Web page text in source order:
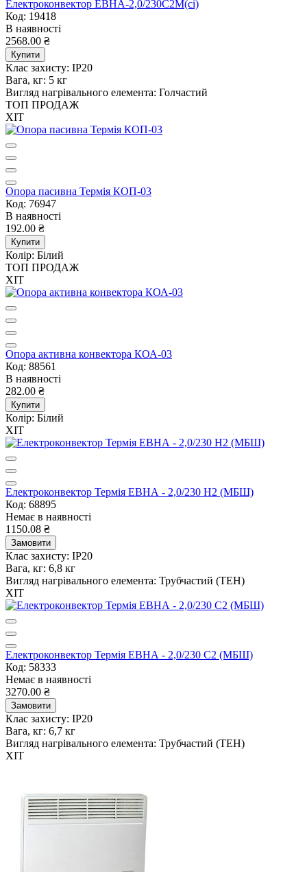
Електроконвектор ЕВНА-2,0/230С2М(сі)
Код: 19418
В наявності
2568.00 ₴
Купити
Клас захисту: IP20
Вага, кг: 5 кг
Вигляд нагрівального елемента: Голчастий
ТОП ПРОДАЖ
ХІТ
Опора пасивна Термія КОП-03
Код: 76947
В наявності
192.00 ₴
Купити
Колір: Білий
ТОП ПРОДАЖ
ХІТ
Опора активна конвектора КОА-03
Код: 88561
В наявності
282.00 ₴
Купити
Колір: Білий
ХІТ
Електроконвектор Термія ЕВНА - 2,0/230 Н2 (МБШ)
Код: 68895
Немає в наявності
1150.08 ₴
Замовити
Клас захисту: IP20
Вага, кг: 6,8 кг
Вигляд нагрівального елемента: Трубчастий (ТЕН)
ХІТ
Електроконвектор Термія ЕВНА - 2,0/230 С2 (МБШ)
Код: 58333
Немає в наявності
3270.00 ₴
Замовити
Клас захисту: IP20
Вага, кг: 6,7 кг
Вигляд нагрівального елемента: Трубчастий (ТЕН)
ХІТ